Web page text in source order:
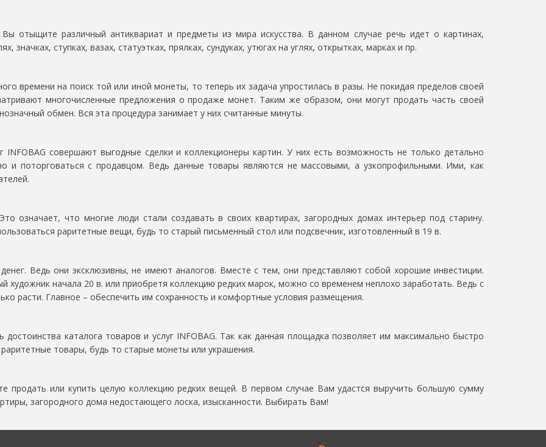
отыщите различный антиквариат и предметы из мира искусства. В данном случае речь идет о картинах,
значках, ступках, вазах, статуэтках, прялках, сундуках, утюгах на углях, открытках, марках и пр.
времени на поиск той или иной монеты, то теперь их задача упростилась в разы. Не покидая пределов своей
многочисленные предложения о продаже монет. Таким же образом, они могут продать часть своей
обмен. Вся эта процедура занимает у них считанные минуты.
INFOBAG совершают выгодные сделки и коллекционеры картин. У них есть возможность не только детально
и поторговаться с продавцом. Ведь данные товары являются не массовыми, а узкопрофильными. Ими, как
означает, что многие люди стали создавать в своих квартирах, загородных домах интерьер под старину.
раритетные вещи, будь то старый письменный стол или подсвечник, изготовленный в 19 в.
Ведь они эксклюзивны, не имеют аналогов. Вместе с тем, они представляют собой хорошие инвестиции.
художник начала 20 в. или приобретя коллекцию редких марок, можно со временем неплохо заработать. Ведь с
расти. Главное – обеспечить им сохранность и комфортные условия размещения.
каталога товаров и услуг INFOBAG. Так как данная площадка позволяет им максимально быстро
товары, будь то старые монеты или украшения.
продать или купить целую коллекцию редких вещей. В первом случае Вам удастся выручить большую сумму
загородного дома недостающего лоска, изысканности. Выбирать Вам!